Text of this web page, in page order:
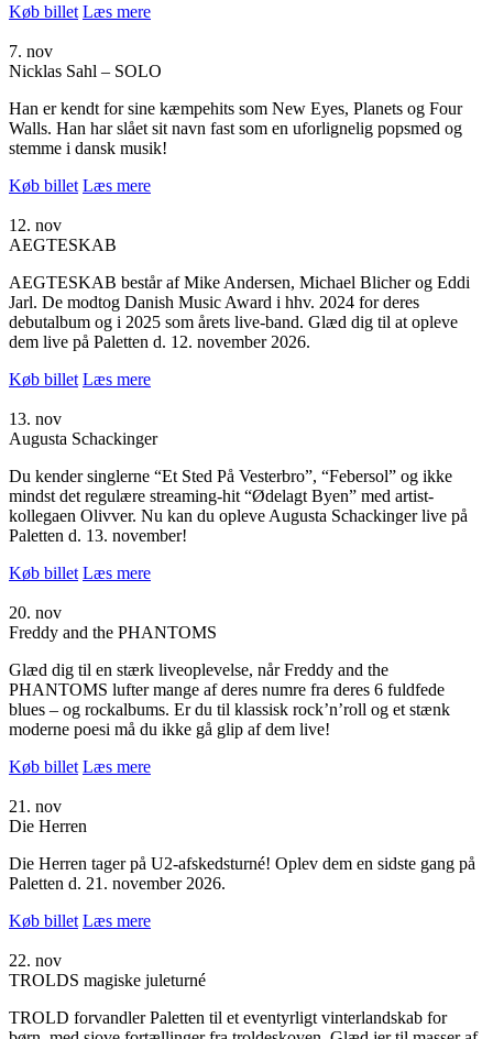
Køb billet Læs mere
7. nov
Nicklas Sahl – SOLO
Han er kendt for sine kæmpehits som New Eyes, Planets og Four
Walls. Han har slået sit navn fast som en uforlignelig popsmed og
stemme i dansk musik!
Køb billet Læs mere
12. nov
AEGTESKAB
AEGTESKAB består af Mike Andersen, Michael Blicher og Eddi
Jarl. De modtog Danish Music Award i hhv. 2024 for deres
debutalbum og i 2025 som årets live-band. Glæd dig til at opleve
dem live på Paletten d. 12. november 2026.
Køb billet Læs mere
13. nov
Augusta Schackinger
Du kender singlerne “Et Sted På Vesterbro”, “Febersol” og ikke
mindst det regulære streaming-hit “Ødelagt Byen” med artist-
kollegaen Olivver. Nu kan du opleve Augusta Schackinger live på
Paletten d. 13. november!
Køb billet Læs mere
20. nov
Freddy and the PHANTOMS
Glæd dig til en stærk liveoplevelse, når Freddy and the
PHANTOMS lufter mange af deres numre fra deres 6 fuldfede
blues – og rockalbums. Er du til klassisk rock’n’roll og et stænk
moderne poesi må du ikke gå glip af dem live!
Køb billet Læs mere
21. nov
Die Herren
Die Herren tager på U2-afskedsturné! Oplev dem en sidste gang på
Paletten d. 21. november 2026.
Køb billet Læs mere
22. nov
TROLDS magiske juleturné
TROLD forvandler Paletten til et eventyrligt vinterlandskab for